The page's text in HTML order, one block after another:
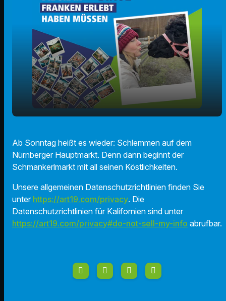
play_arrow Hauptmarkt!
00:00
Ab Sonntag heißt es wieder: Schlemmen auf dem
Nürnberger Hauptmarkt. Denn dann beginnt der
Schmankerlmarkt mit all seinen Köstlichkeiten.
Unsere allgemeinen Datenschutzrichtlinien finden Sie
unter https://art19.com/privacy. Die
Datenschutzrichtlinien für Kalifornien sind unter
https://art19.com/privacy#do-not-sell-my-info abrufbar.